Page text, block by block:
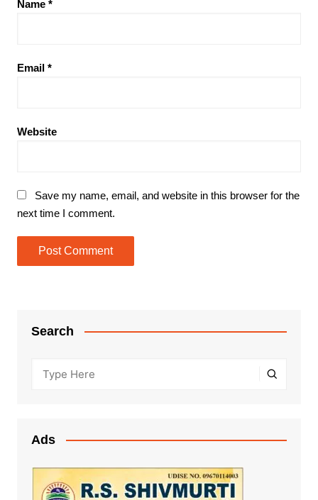
Name *
Email *
Website
Save my name, email, and website in this browser for the
next time I comment.
Search
Ads